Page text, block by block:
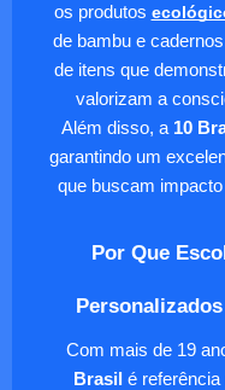
os produtos
de bambu e
de itens que
valorizam a
Além disso, a 10
garantindo um
que buscam
Por Que
Com mais de 19
Brasil é referência